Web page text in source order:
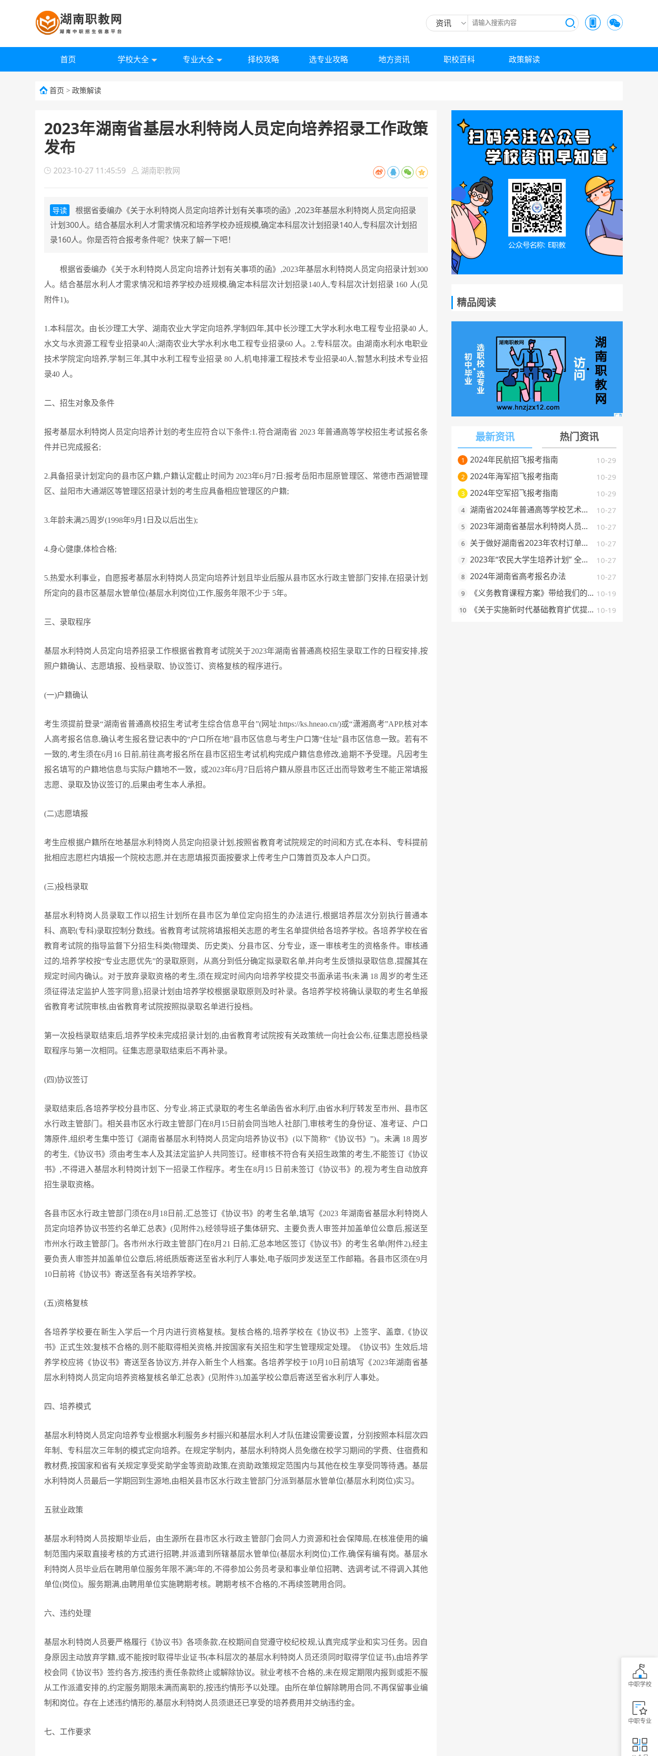
资讯
首页 学校大全 专业大全 择校攻略 选专业攻略 地方资讯 职校百科 政策解读
首页 > 政策解读
2023年湖南省基层水利特岗人员定向培养招录工作政策
发布
2023-10-27 11:45:59 湖南职教网
导读
根据省委编办《关于水利特岗人员定向培养计划有关事项的函》,2023年基层水利特岗人员定向招录
计划300人。结合基层水利人才需求情况和培养学校办班规模,确定本科层次计划招录140人,专科层次计划招
录160人。你是否符合报考条件呢？快来了解一下吧！
根据省委编办《关于水利特岗人员定向培养计划有关事项的函》,2023年基层水利特岗人员定向招录计划300
人。结合基层水利人才需求情况和培养学校办班规模,确定本科层次计划招录140人,专科层次计划招录 160 人(见
附件1)。
1.本科层次。由长沙理工大学、湖南农业大学定向培养,学制四年,其中长沙理工大学水利水电工程专业招录40 人,
水文与水资源工程专业招录40人;湖南农业大学水利水电工程专业招录60 人。2.专科层次。由湖南水利水电职业
技术学院定向培养,学制三年,其中水利工程专业招录 80 人,机电排灌工程技术专业招录40人,智慧水利技术专业招
录40 人。
二、招生对象及条件
报考基层水利特岗人员定向培养计划的考生应符合以下条件:1.符合湖南省 2023 年普通高等学校招生考试报名条
件并已完成报名;
2.具备招录计划定向的县市区户籍,户籍认定截止时间为 2023年6月7日:报考岳阳市屈原管理区、常德市西湖管理
区、益阳市大通湖区等管理区招录计划的考生应具备相应管理区的户籍;
3.年龄未满25周岁(1998年9月1日及以后出生);
4.身心健康,体检合格;
5.热爱水利事业，自愿报考基层水利特岗人员定向培养计划且毕业后服从县市区水行政主管部门安排,在招录计划
所定向的县市区基层水管单位(基层水利岗位)工作,服务年限不少于 5年。
三、录取程序
基层水利特岗人员定向培养招录工作根据省教育考试院关于2023年湖南省普通高校招生录取工作的日程安排,按
照户籍确认、志愿填报、投档录取、协议签订、资格复核的程序进行。
(一)户籍确认
考生须提前登录“湖南省普通高校招生考试考生综合信息平台”(网址:https://ks.hneao.cn/)或“潇湘高考”APP,核对本
人高考报名信息,确认考生报名登记表中的“户口所在地”县市区信息与考生户口簿“住址”县市区信息一致。若有不
一致的,考生须在6月16 日前,前往高考报名所在县市区招生考试机构完成户籍信息修改,逾期不予受理。凡因考生
报名填写的户籍地信息与实际户籍地不一致，或2023年6月7日后将户籍从原县市区迁出而导致考生不能正常填报
志愿、录取及协议签订的,后果由考生本人承担。
(二)志愿填报
考生应根据户籍所在地基层水利特岗人员定向招录计划,按照省教育考试院规定的时间和方式,在本科、专科提前
批相应志愿栏内填报一个院校志愿,并在志愿填报页面按要求上传考生户口簿首页及本人户口页。
(三)投档录取
基层水利特岗人员录取工作以招生计划所在县市区为单位定向招生的办法进行,根据培养层次分别执行普通本
科、高职(专科)录取控制分数线。省教育考试院将填报相关志愿的考生名单提供给各培养学校。各培养学校在省
教育考试院的指导监督下分招生科类(物理类、历史类)、分县市区、分专业，逐一审核考生的资格条件。审核通
过的,培养学校按“专业志愿优先”的录取原则，从高分到低分确定拟录取名单,并向考生反馈拟录取信息,提醒其在
规定时间内确认。对于放弃录取资格的考生,须在规定时间内向培养学校提交书面承诺书(未满 18 周岁的考生还
须征得法定监护人签字同意),招录计划由培养学校根据录取原则及时补录。各培养学校将确认录取的考生名单报
省教育考试院审核,由省教育考试院按照拟录取名单进行投档。
第一次投档录取结束后,培养学校未完成招录计划的,由省教育考试院按有关政策统一向社会公布,征集志愿投档录
取程序与第一次相同。征集志愿录取结束后不再补录。
(四)协议签订
录取结束后,各培养学校分县市区、分专业,将正式录取的考生名单函告省水利厅,由省水利厅转发至市州、县市区
水行政主管部门。相关县市区水行政主管部门在8月15日前会同当地人社部门,审核考生的身份证、准考证、户口
簿原件,组织考生集中签订《湖南省基层水利特岗人员定向培养协议书》(以下简称“《协议书》”)。未满 18 周岁
的考生,《协议书》须由考生本人及其法定监护人共同签订。经审核不符合有关招生政策的考生,不能签订《协议
书》,不得进入基层水利特岗计划下一招录工作程序。考生在8月15 日前未签订《协议书》的,视为考生自动放弃
招生录取资格。
各县市区水行政主管部门须在8月18日前,汇总签订《协议书》的考生名单,填写《2023 年湖南省基层水利特岗人
员定向培养协议书签约名单汇总表》(见附件2),经领导班子集体研究、主要负责人审签并加盖单位公章后,报送至
市州水行政主管部门。各市州水行政主管部门在8月21 日前,汇总本地区签订《协议书》的考生名单(附件2),经主
要负责人审签并加盖单位公章后,将纸质版寄送至省水利厅人事处,电子版同步发送至工作邮箱。各县市区须在9月
10日前将《协议书》寄送至各有关培养学校。
(五)资格复核
各培养学校要在新生入学后一个月内进行资格复核。复核合格的,培养学校在《协议书》上签字、盖章,《协议
书》正式生效;复核不合格的,则不能取得相关资格,并按国家有关招生和学生管理规定处理。《协议书》生效后,培
养学校应将《协议书》寄送至各协议方,并存入新生个人档案。各培养学校于10月10日前填写《2023年湖南省基
层水利特岗人员定向培养资格复核名单汇总表》(见附件3),加盖学校公章后寄送至省水利厅人事处。
四、培养模式
基层水利特岗人员定向培养专业根据水利服务乡村振兴和基层水利人才队伍建设需要设置，分别按照本科层次四
年制、专科层次三年制的模式定向培养。在规定学制内，基层水利特岗人员免缴在校学习期间的学费、住宿费和
教材费,按国家和省有关规定享受奖助学金等资助政策,在资助政策规定范围内与其他在校生享受同等待遇。基层
水利特岗人员最后一学期回到生源地,由相关县市区水行政主管部门分派到基层水管单位(基层水利岗位)实习。
五就业政策
基层水利特岗人员按期毕业后，由生源所在县市区水行政主管部门会同人力资源和社会保障局,在核准使用的编
制范围内采取直接考核的方式进行招聘,并派遣到所辖基层水管单位(基层水利岗位)工作,确保有编有岗。基层水
利特岗人员毕业后在聘用单位服务年限不满5年的,不得参加公务员考录和事业单位招聘、选调考试,不得调入其他
单位(岗位)。服务期满,由聘用单位实施聘期考核。聘期考核不合格的,不再续签聘用合同。
六、违约处理
基层水利特岗人员要严格履行《协议书》各项条款,在校期间自觉遵守校纪校规,认真完成学业和实习任务。因自
身原因主动放弃学籍,或不能按时取得毕业证书(本科层次的基层水利特岗人员还须同时取得学位证书),由培养学
校会同《协议书》签约各方,按违约责任条款终止或解除协议。就业考核不合格的,未在规定期限内报到或拒不服
从工作派遣安排的,约定服务期限未满而离职的,按违约情形予以处理。由所在单位解除聘用合同,不再保留事业编
制和岗位。存在上述违约情形的,基层水利特岗人员须退还已享受的培养费用并交纳违约金。
七、工作要求
精品阅读
最新资讯 热门资讯
1 10-29
2024年民航招飞报考指南
2 10-29
2024年海军招飞报考指南
3 10-29
2024年空军招飞报考指南
4 10-27
湖南省2024年普通高等学校艺术类专业全省统一考试考试流程及题型示例
5 10-27
2023年湖南省基层水利特岗人员定向培养招录工作政策发布
6 10-27
关于做好湖南省2023年农村订单定向免费本科医学生招生培养工作的通知
7 10-27
2023年“农民大学生培养计划” 全日制高职专科招生报名工作启动了
8 10-27
2024年湖南省高考报名办法
9 10-19
《义务教育课程方案》带给我们的启示
10 10-19
《关于实施新时代基础教育扩优提质行动计划的意见》的解读
中职学校
中职专业